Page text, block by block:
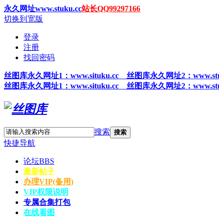
永久网址www.stuku.cc站长QQ99297166
切换到宽版
登录
注册
找回密码
丝图 库永久网址1 ：www.situku.cc 丝图库永久网址2：
丝图 库永久网址1 ：www.situku.cc 丝图库永久网址2：
搜索 搜索
快捷导航
论坛BBS
最新帖子
办理VIP(备用)
VIP权限说明
专属合集打包
在线看图